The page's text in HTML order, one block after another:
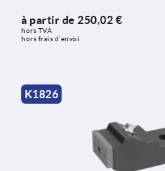
à partir de 250,02 €
hors TVA
hors frais d’envoi
K1826